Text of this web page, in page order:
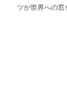
ツが世界への窓